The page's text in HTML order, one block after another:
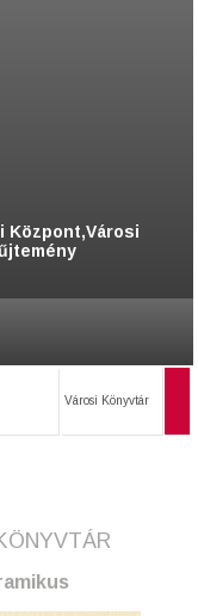
Központ,Városi
Városi Könyvtár